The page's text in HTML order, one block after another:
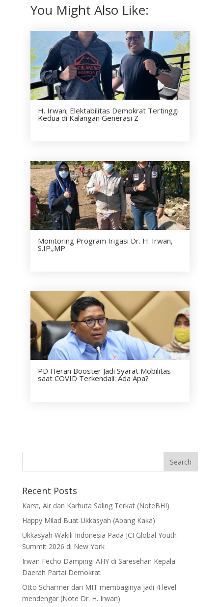
You Might Also Like:
H. Irwan; Elektabilitas Demokrat Tertinggi
Kedua di Kalangan Generasi Z
Monitoring Program Irigasi Dr. H. Irwan,
S.IP.,MP
PD Heran Booster Jadi Syarat Mobilitas
saat COVID Terkendali: Ada Apa?
Recent Posts
Karst, Air dan Karhuta Saling Terkat (NoteBHI)
Happy Milad Buat Ukkasyah (Abang Kaka)
Ukkasyah Wakili Indonesia Pada JCI Global Youth
Summit 2026 di New York
Irwan Fecho Dampingi AHY di Saresehan Kepala
Daerah Partai Demokrat
Otto Scharmer dari MIT membaginya jadi 4 level
mendengar (Note Dr. H. Irwan)